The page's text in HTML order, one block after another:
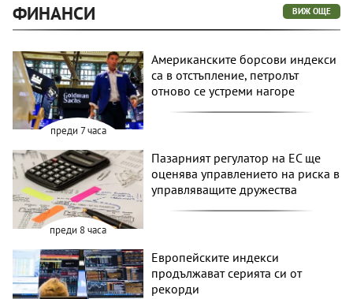
ФИНАНСИ ВИЖ ОЩЕ
преди 7 часа
Американските борсови индекси
са в отстъпление, петролът
отново се устреми нагоре
преди 8 часа
Пазарният регулатор на ЕС ще
оценява управлението на риска в
управляващите дружества
Европейските индекси
продължават серията си от
рекорди